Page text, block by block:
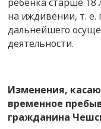
на иждивении, т. е.
дальнейшего
деятельности.
Изменения,
временное
гражданина